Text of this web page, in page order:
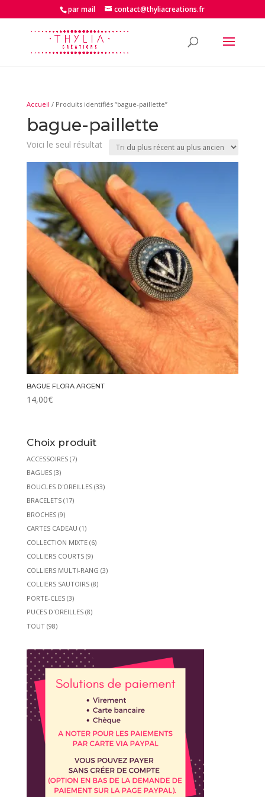
par mail contact@thyliacreations.fr
Accueil / Produits identifiés “bague-paillette”
bague-paillette
Voici le seul résultat
BAGUE FLORA ARGENT
14,00€
Choix produit
ACCESSOIRES (7)
BAGUES (3)
BOUCLES D'OREILLES (33)
BRACELETS (17)
BROCHES (9)
CARTES CADEAU (1)
COLLECTION MIXTE (6)
COLLIERS COURTS (9)
COLLIERS MULTI-RANG (3)
COLLIERS SAUTOIRS (8)
PORTE-CLES (3)
PUCES D'OREILLES (8)
TOUT (98)